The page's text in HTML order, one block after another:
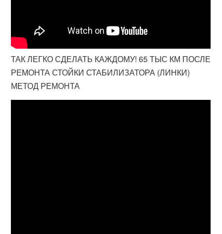
ТАК ЛЕГКО СДЕЛАТЬ КАЖДОМУ! 65 ТЫС КМ ПОСЛЕ
РЕМОНТА СТОЙКИ СТАБИЛИЗАТОРА (ЛИНКИ)
МЕТОД РЕМОНТА